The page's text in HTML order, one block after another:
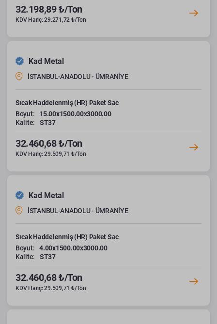
32.198,89 ₺/Ton
KDV Hariç: 29.271,72 ₺/Ton
Kad Metal
İSTANBUL-ANADOLU - ÜMRANİYE
Sıcak Haddelenmiş (HR) Paket Sac
Boyut:
15.00x1500.00x3000.00
Kalite:
ST37
32.460,68 ₺/Ton
KDV Hariç: 29.509,71 ₺/Ton
Kad Metal
İSTANBUL-ANADOLU - ÜMRANİYE
Sıcak Haddelenmiş (HR) Paket Sac
Boyut:
4.00x1500.00x3000.00
Kalite:
ST37
32.460,68 ₺/Ton
KDV Hariç: 29.509,71 ₺/Ton